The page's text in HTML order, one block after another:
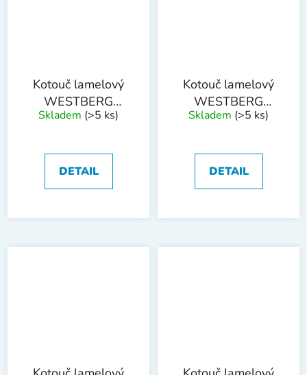
Kotouč lamelový
WESTBERG
150mm P40
Skladem (>5 ks)
DETAIL
Kotouč lamelový
WESTBERG
150mm P60
Skladem (>5 ks)
DETAIL